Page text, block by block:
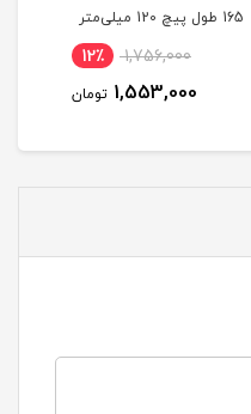
165 طول پیچ 120 میلی‌متر
1,756,000 12٪
1,553,000 تومان